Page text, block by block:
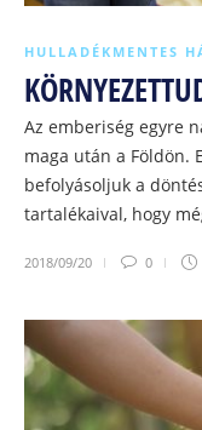
HULLADÉKMENTES
Az emberiség egyre
maga után a Földön.
befolyásoljuk a
tartalékaival, hogy
2018/09/20 0